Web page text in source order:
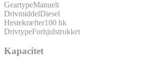
GeartypeManuelt
DrivmiddelDiesel
Hestekræfter100 hk
DrivtypeForhjulstrukket
Kapacitet